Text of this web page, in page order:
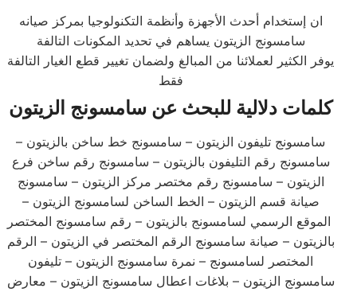
ان إستخدام أحدث الأجهزة وأنظمة التكنولوجيا بمركز صيانه
سامسونج الزيتون يساهم في تحديد المكونات التالفة
يوفر الكثير لعملائنا من المبالغ ولضمان تغيير قطع الغيار التالفة
فقط
كلمات دلالية للبحث عن سامسونج الزيتون
سامسونج تليفون الزيتون – سامسونج خط ساخن بالزيتون –
سامسونج رقم التليفون بالزيتون – سامسونج رقم ساخن فرع
الزيتون – سامسونج رقم مختصر مركز الزيتون – سامسونج
صيانة قسم الزيتون – الخط الساخن لسامسونج الزيتون –
الموقع الرسمي لسامسونج بالزيتون – رقم سامسونج المختصر
بالزيتون – صيانة سامسونج الرقم المختصر في الزيتون – الرقم
المختصر لسامسونج – نمرة سامسونج الزيتون – تليفون
سامسونج الزيتون – بلاغات اعطال سامسونج الزيتون – معارض